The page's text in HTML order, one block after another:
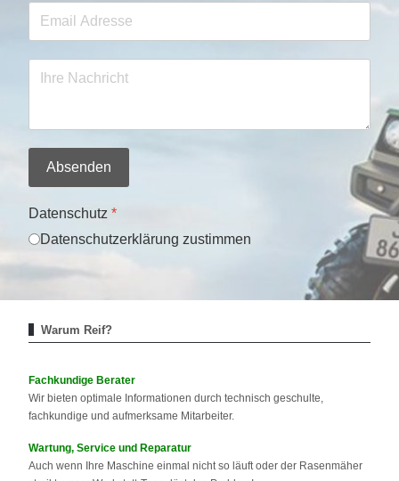
Absenden
Datenschutz *
Datenschutzerklärung zustimmen
Warum Reif?
Fachkundige Berater
Wir bieten optimale Informationen durch technisch geschulte,
fachkundige und aufmerksame Mitarbeiter.
Wartung, Service und Reparatur
Auch wenn Ihre Maschine einmal nicht so läuft oder der Rasenmäher